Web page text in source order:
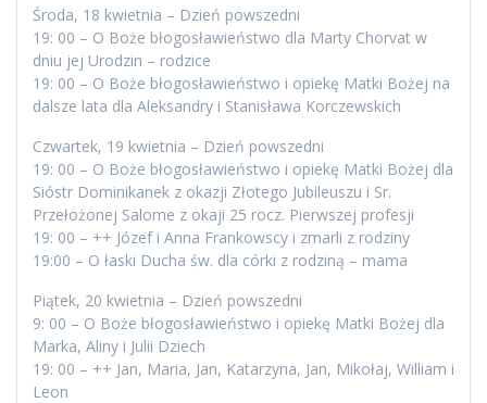
Środa, 18 kwietnia – Dzień powszedni
19: 00 – O Boże błogosławieństwo dla Marty Chorvat w
dniu jej Urodzin – rodzice
19: 00 – O Boże błogosławieństwo i opiekę Matki Bożej na
dalsze lata dla Aleksandry i Stanisława Korczewskich
Czwartek, 19 kwietnia – Dzień powszedni
19: 00 – O Boże błogosławieństwo i opiekę Matki Bożej dla
Sióstr Dominikanek z okazji Złotego Jubileuszu i Sr.
Przełożonej Salome z okaji 25 rocz. Pierwszej profesji
19: 00 – ++ Józef i Anna Frankowscy i zmarli z rodziny
19:00 – O łaski Ducha św. dla córki z rodziną – mama
Piątek, 20 kwietnia – Dzień powszedni
9: 00 – O Boże błogosławieństwo i opiekę Matki Bożej dla
Marka, Aliny i Julii Dziech
19: 00 – ++ Jan, Maria, Jan, Katarzyna, Jan, Mikołaj, William i
Leon